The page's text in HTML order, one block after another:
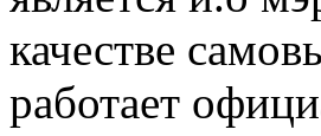
качестве
работает